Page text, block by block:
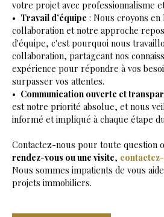
votre projet avec professionnalisme
Travail d’équipe : Nous croyons en
collaboration et notre approche
d'équipe, c'est pourquoi nous
collaboration, partageant nos
expérience pour répondre à vos
surpasser vos attentes.
Communication ouverte et
est notre priorité absolue, et nous
informé et impliqué à chaque étape
Contactez-nous pour toute question
rendez-vous ou une visite,
Nous sommes impatients de vous
projets immobiliers.